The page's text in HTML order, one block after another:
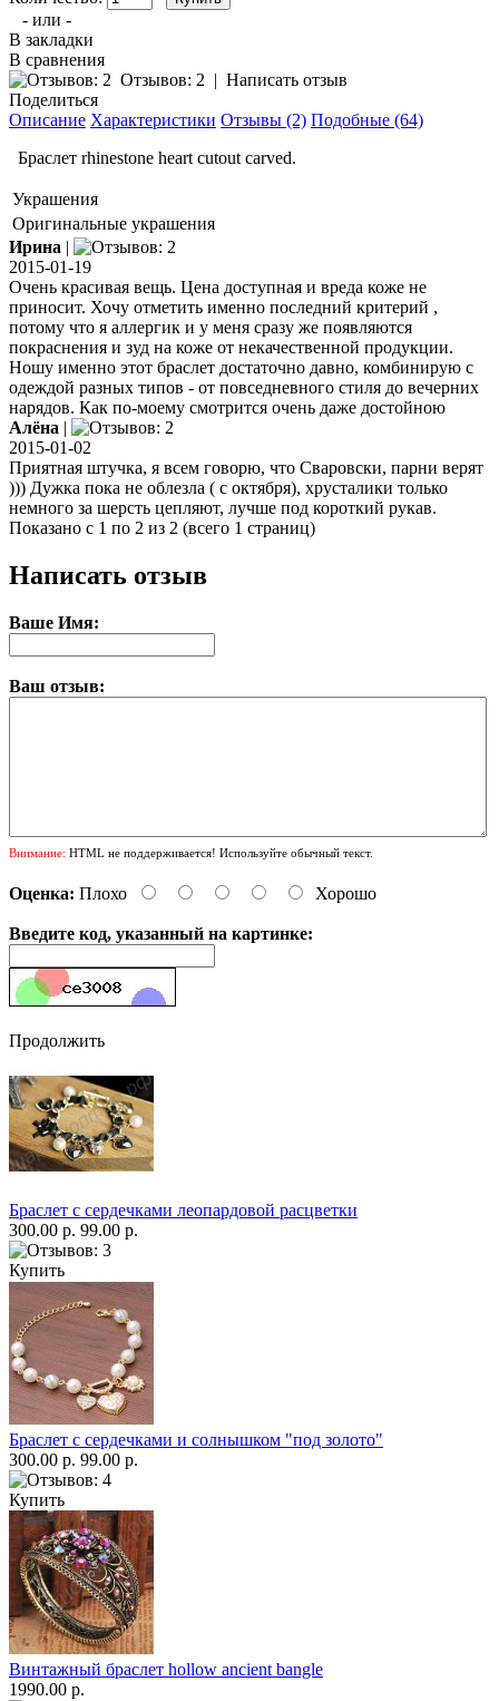
- или -
В закладки
В сравнения
Отзывов: 2 | Написать отзыв
Поделиться
Описание Характеристики Отзывы (2) Подобные (64)
Браслет rhinestone heart cutout carved.
Украшения
Оригинальные украшения
Ирина |
2015-01-19
Очень красивая вещь. Цена доступная и вреда коже не
приносит. Хочу отметить именно последний критерий ,
потому что я аллергик и у меня сразу же появляются
покраснения и зуд на коже от некачественной продукции.
Ношу именно этот браслет достаточно давно, комбинирую с
одеждой разных типов - от повседневного стиля до вечерних
нарядов. Как по-моему смотрится очень даже достойною
Алёна |
2015-01-02
Приятная штучка, я всем говорю, что Сваровски, парни верят
))) Дужка пока не облезла ( с октября), хрусталики только
немного за шерсть цепляют, лучше под короткий рукав.
Показано с 1 по 2 из 2 (всего 1 страниц)
Написать отзыв
Ваше Имя:
Ваш отзыв:
Внимание: HTML не поддерживается! Используйте обычный текст.
Оценка: Плохо Хорошо
Введите код, указанный на картинке:
Продолжить
Браслет с сердечками леопардовой расцветки
300.00 р. 99.00 р.
Купить
Браслет с сердечками и солнышком "под золото"
300.00 р. 99.00 р.
Купить
Винтажный браслет hollow ancient bangle
1990.00 р.